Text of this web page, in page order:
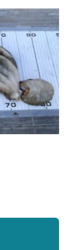
リンク集
Link